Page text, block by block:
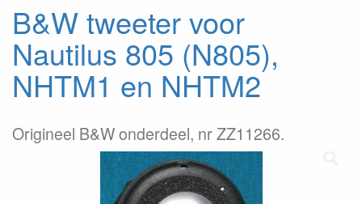
B&W tweeter voor
Nautilus 805 (N805),
NHTM1 en NHTM2
Origineel B&W onderdeel, nr ZZ11266.